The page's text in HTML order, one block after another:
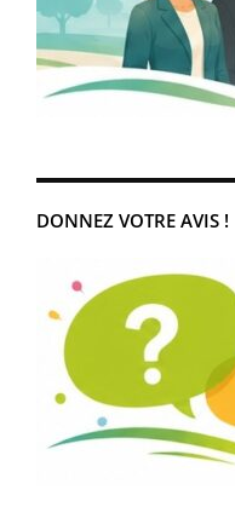
DONNEZ VOTRE AVIS !